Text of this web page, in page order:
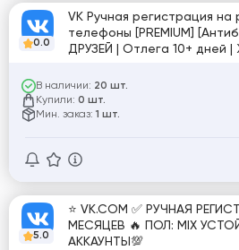
0.0
VK Ручная регистрация на
телефоны [PREMIUM]
ДРУЗЕЙ | Отлега 10+ дней |
В наличии: 20 шт.
Купили: 0 шт.
Мин. заказ: 1 шт.
5.0
⭐️ VK.COM ✅ РУЧНАЯ
МЕСЯЦЕВ 🔥 ПОЛ: MIX УСТОЙЧИВЫЕ ПРЕМИУМ
АККАУНТЫ💯